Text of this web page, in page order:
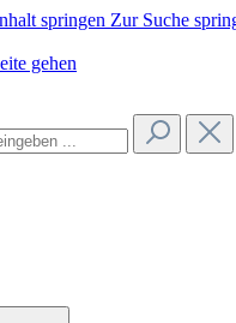
springen Zur Suche